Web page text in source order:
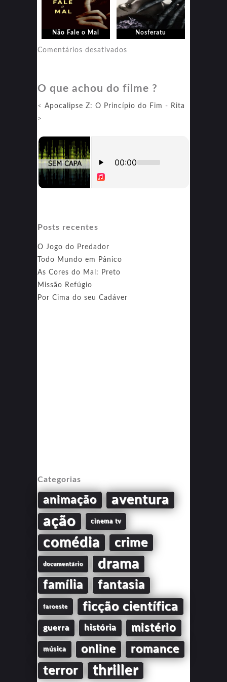
Não Fale o Mal Nosferatu
Comentários desativados
O que achou do filme ?
< Apocalipse Z: O Princípio do Fim - Rita
>
Posts recentes
O Jogo do Predador
Todo Mundo em Pânico
As Cores do Mal: Preto
Missão Refúgio
Por Cima do seu Cadáver
Categorias
animação aventura
ação cinema tv
comédia crime
documentário drama
família fantasia
faroeste ficção científica
guerra história mistério
música online romance
terror thriller